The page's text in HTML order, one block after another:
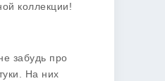
коллекции!
забудь про
На них